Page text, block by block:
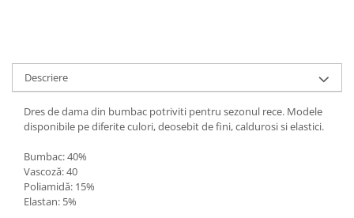
Descriere
Dres de dama din bumbac potriviti pentru sezonul rece. Modele
disponibile pe diferite culori, deosebit de fini, caldurosi si elastici.
Bumbac: 40%
Vascoză: 40
Poliamidă: 15%
Elastan: 5%